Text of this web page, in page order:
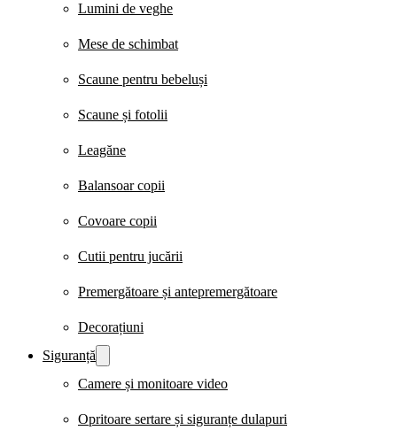
Lumini de veghe
Mese de schimbat
Scaune pentru bebeluși
Scaune și fotolii
Leagăne
Balansoar copii
Covoare copii
Cutii pentru jucării
Premergătoare și antepremergătoare
Decorațiuni
Siguranță
Camere și monitoare video
Opritoare sertare și siguranțe dulapuri